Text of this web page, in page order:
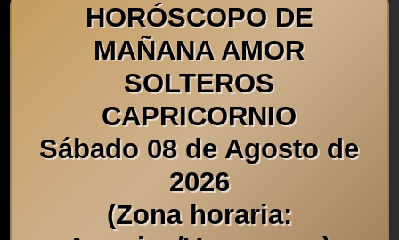
HORÓSCOPO DE
MAÑANA AMOR
SOLTEROS
CAPRICORNIO
Sábado 08 de Agosto de
2026
(Zona horaria: